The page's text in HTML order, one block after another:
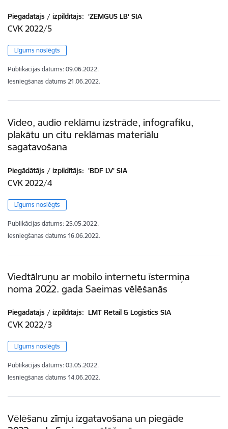
Piegādātājs / izpildītājs: 'ZEMGUS LB' SIA
CVK 2022/5
Līgums noslēgts
Publikācijas datums: 09.06.2022.
Iesniegšanas datums 21.06.2022.
Video, audio reklāmu izstrāde, infografiku,
plakātu un citu reklāmas materiālu
sagatavošana
Piegādātājs / izpildītājs: 'BDF LV' SIA
CVK 2022/4
Līgums noslēgts
Publikācijas datums: 25.05.2022.
Iesniegšanas datums 16.06.2022.
Viedtālruņu ar mobilo internetu īstermiņa
noma 2022. gada Saeimas vēlēšanās
Piegādātājs / izpildītājs: LMT Retail & Logistics SIA
CVK 2022/3
Līgums noslēgts
Publikācijas datums: 03.05.2022.
Iesniegšanas datums 14.06.2022.
Vēlēšanu zīmju izgatavošana un piegāde